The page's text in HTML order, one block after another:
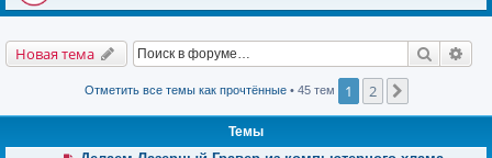
Новая тема Поиск
Отметить все темы как прочтённые• 45 тем 1 2
Темы